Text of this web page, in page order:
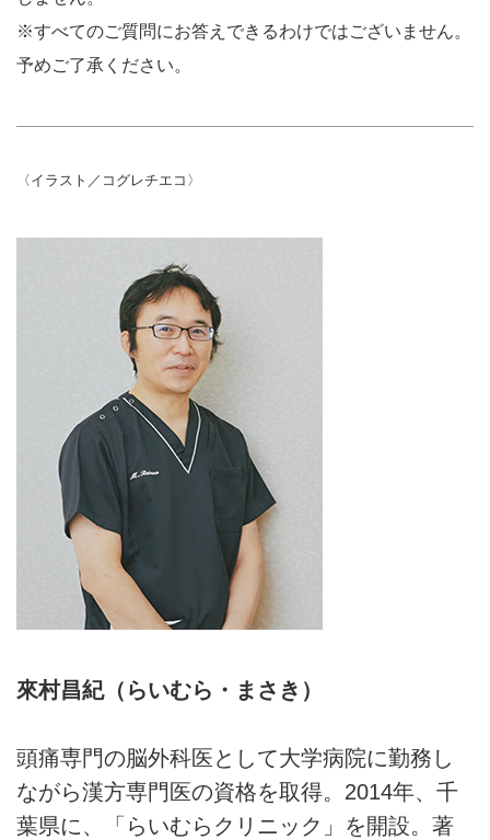
※すべてのご質問にお答えできるわけではございません。
予めご了承ください。
〈イラスト／コグレチエコ〉
來村昌紀（らいむら・まさき）
頭痛専門の脳外科医として大学病院に勤務し
ながら漢方専門医の資格を取得。2014年、千
葉県に、「らいむらクリニック」を開設。著